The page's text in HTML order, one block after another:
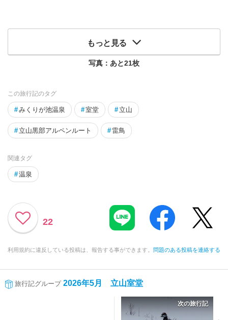
もっと見る
写真：あと21枚
この旅行記のタグ
#みくりが池温泉 #室堂 # 立山
# 立山黒部アルペンルート #雷鳥
関連タグ
#温泉
22
利用規約に違反している投稿は、報告する事ができます。 問題のある投稿を連絡する
旅行記グループ 2026年5月 立山室堂
次の旅行記